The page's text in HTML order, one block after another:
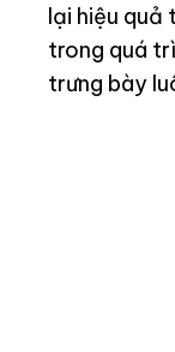
lại hiệu quả
trong quá
trưng bày